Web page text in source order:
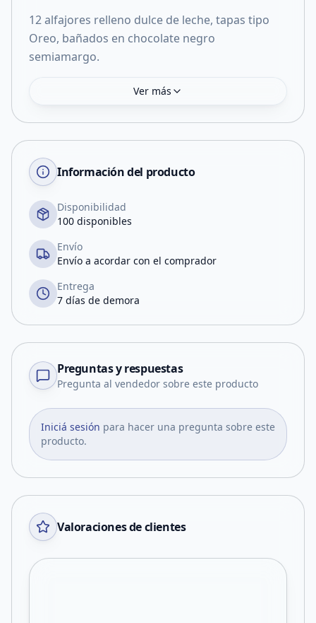
12 alfajores relleno dulce de leche, tapas tipo
Oreo, bañados en chocolate negro
semiamargo.
Ver más
Información del producto
Disponibilidad
100 disponibles
Envío
Envío a acordar con el comprador
Entrega
7 días de demora
Preguntas y respuestas
Pregunta al vendedor sobre este producto
Iniciá sesión para hacer una pregunta sobre este
producto.
Valoraciones de clientes